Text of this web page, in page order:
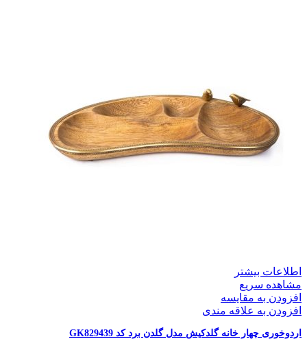
اطلاعات بیشتر
مشاهده سریع
افزودن به مقایسه
افزودن به علاقه مندی
اردوخوری چهار خانه گلدکیش مدل گلدن برد کد GK829439